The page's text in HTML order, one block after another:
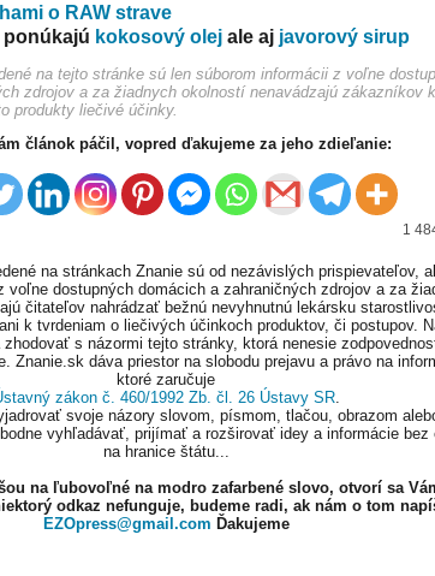
o RAW strave
kokosový olejale aj javorový sirup
na tejto stránke sú len súborom informácii z voľne
zdrojov a za žiadnych okolností nenavádzajú zákazníkov k
produkty liečivé účinky.
článok páčil, vopred ďakujeme za jeho zdieľanie:
1
na stránkach Znanie sú od nezávislých prispievateľov,
voľne dostupných domácich a zahraničných zdrojov a za
čitateľov nahrádzať bežnú nevyhnutnú lekársku
k tvrdeniam o liečivých účinkoch produktov, či postupov.
zhodovať s názormi tejto stránky, ktorá nenesie
Znanie.sk dáva priestor na slobodu prejavu a právo na
ktoré zaručuje
zákon č. 460/1992 Zb. čl. 26 Ústavy SR.
svoje názory slovom, písmom, tlačou, obrazom
vyhľadávať, prijímať a rozširovať idey a informácie bez
na hranice štátu...
na ľubovoľné na modro zafarbené slovo, otvorí sa
odkaz nefunguje, budeme radi, ak nám o tom
EZOpress@gmail.com Ďakujeme